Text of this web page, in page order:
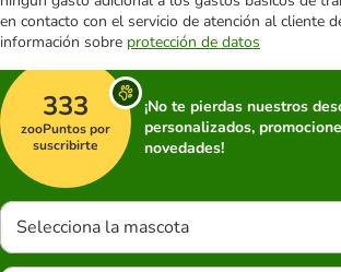
en contacto con el servicio de atención al cliente
información sobre protección de datos
333
zooPuntos por
suscribirte
¡No te pierdas nuestros
personalizados,
novedades!
Selecciona la mascota